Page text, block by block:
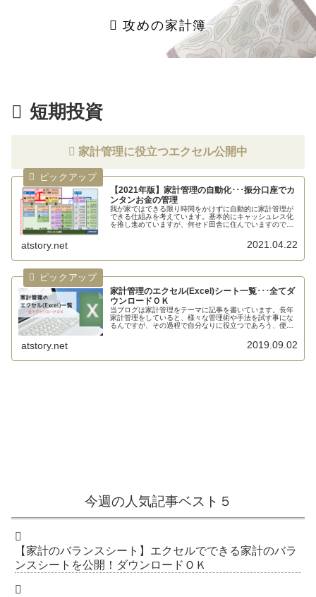
攻めの家計簿
短期投資
家計管理に役立つエクセル公開中
【2021年版】家計管理の自動化･･･振分口座でカ
ンタンお金の管理
我が家ではできる限り時間をかけずに自動的に家計管理が
できる仕組みを考えています。基本的にキャッシュレス化
を推し進めていますが、何せド田舎に住んでいますので現
atstory.net 2021.04.22
家計管理のエクセル(Excel)シート一覧･･･全てダ
ウンロードＯＫ
当ブログは家計管理をテーマに記事を書いています。長年
家計管理をしていると、様々な管理術や手法を試す事にな
るんですが、その過程で自分なりに役立つであろう、便利
atstory.net 2019.09.02
今週の人気記事ベスト５
【家計のバランスシート】エクセルでできる家計のバラ
ンスシートを公開！ダウンロードＯＫ